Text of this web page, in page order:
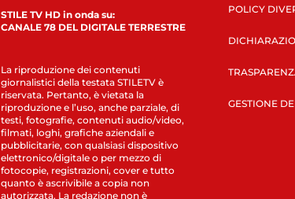
STILE TV HD in onda su:
CANALE 78 DEL DIGITALE TERRESTRE
La riproduzione dei contenuti
giornalistici della testata STILETV è
riservata. Pertanto, è vietata la
riproduzione e l’uso, anche parziale, di
testi, fotografie, contenuti audio/video,
filmati, loghi, grafiche aziendali e
pubblicitarie, con qualsiasi dispositivo
elettronico/digitale o per mezzo di
fotocopie, registrazioni, cover e tutto
quanto è ascrivibile a copia non
autorizzata. La redazione non è
POLICY
GESTIONE